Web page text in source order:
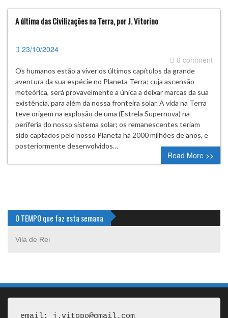
A última das Civilizações na Terra, por J. Vitorino
23/10/2024
0 comment
Os humanos estão a viver os últimos capítulos da grande
aventura da sua espécie no Planeta Terra; cuja ascensão
meteórica, será provavelmente a única a deixar marcas da sua
existência, para além da nossa fronteira solar. A vida na Terra
teve origem na explosão de uma (Estrela Supernova) na
periferia do nosso sistema solar; os remanescentes teriam
sido captados pelo nosso Planeta há 2000 milhões de anos, e
posteriormente desenvolvidos…
Read More >>
O TEMPO que faz esta semana
Vila de Rei